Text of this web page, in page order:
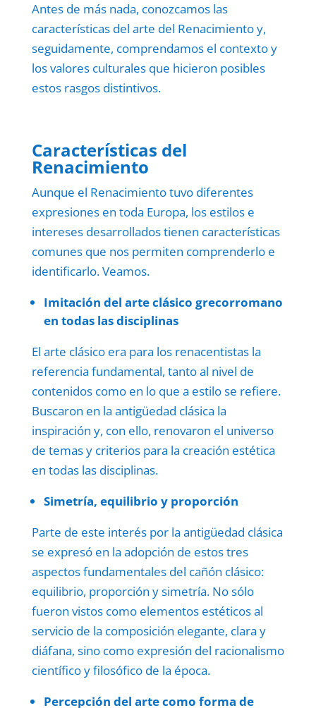
Antes de más nada, conozcamos las
características del arte del Renacimiento y,
seguidamente, comprendamos el contexto y
los valores culturales que hicieron posibles
estos rasgos distintivos.
Características del
Renacimiento
Aunque el Renacimiento tuvo diferentes
expresiones en toda Europa, los estilos e
intereses desarrollados tienen características
comunes que nos permiten comprenderlo e
identificarlo. Veamos.
Imitación del arte clásico grecorromano
en todas las disciplinas
El arte clásico era para los renacentistas la
referencia fundamental, tanto al nivel de
contenidos como en lo que a estilo se refiere.
Buscaron en la antigüedad clásica la
inspiración y, con ello, renovaron el universo
de temas y criterios para la creación estética
en todas las disciplinas.
Simetría, equilibrio y proporción
Parte de este interés por la antigüedad clásica
se expresó en la adopción de estos tres
aspectos fundamentales del cañón clásico:
equilibrio, proporción y simetría. No sólo
fueron vistos como elementos estéticos al
servicio de la composición elegante, clara y
diáfana, sino como expresión del racionalismo
científico y filosófico de la época.
Percepción del arte como forma de